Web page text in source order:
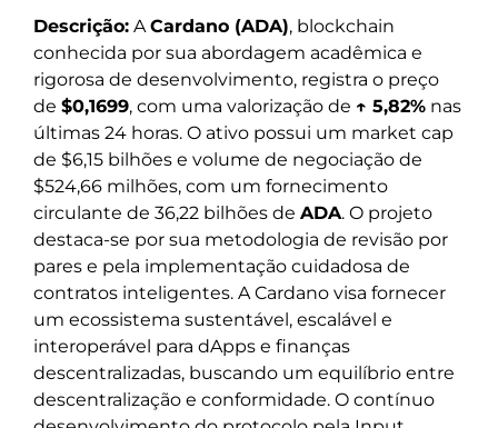
Descrição: ACardano (ADA), blockchain
conhecida por sua abordagem acadêmica e
rigorosa de desenvolvimento, registra o preço
de $0,1699, com uma valorização de ↑ 5,82% nas
últimas 24 horas. O ativo possui um market cap
de $6,15 bilhões e volume de negociação de
$524,66 milhões, com um fornecimento
circulante de 36,22 bilhões de ADA. O projeto
destaca-se por sua metodologia de revisão por
pares e pela implementação cuidadosa de
contratos inteligentes. A Cardano visa fornecer
um ecossistema sustentável, escalável e
interoperável para dApps e finanças
descentralizadas, buscando um equilíbrio entre
descentralização e conformidade. O contínuo